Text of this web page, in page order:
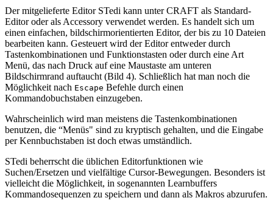
Der mitgelieferte Editor STedi kann unter CRAFT als Standard-
Editor oder als Accessory verwendet werden. Es handelt sich um
einen einfachen, bildschirmorientierten Editor, der bis zu 10 Dateien
bearbeiten kann. Gesteuert wird der Editor entweder durch
Tastenkombinationen und Funktionstasten oder durch eine Art
Menü, das nach Druck auf eine Maustaste am unteren
Bildschirmrand auftaucht (Bild 4). Schließlich hat man noch die
Möglichkeit nach Escape Befehle durch einen
Kommandobuchstaben einzugeben.
Wahrscheinlich wird man meistens die Tastenkombinationen
benutzen, die “Menüs" sind zu kryptisch gehalten, und die Eingabe
per Kennbuchstaben ist doch etwas umständlich.
STedi beherrscht die üblichen Editorfunktionen wie
Suchen/Ersetzen und vielfältige Cursor-Bewegungen. Besonders ist
vielleicht die Möglichkeit, in sogenannten Learnbuffers
Kommandosequenzen zu speichern und dann als Makros abzurufen.